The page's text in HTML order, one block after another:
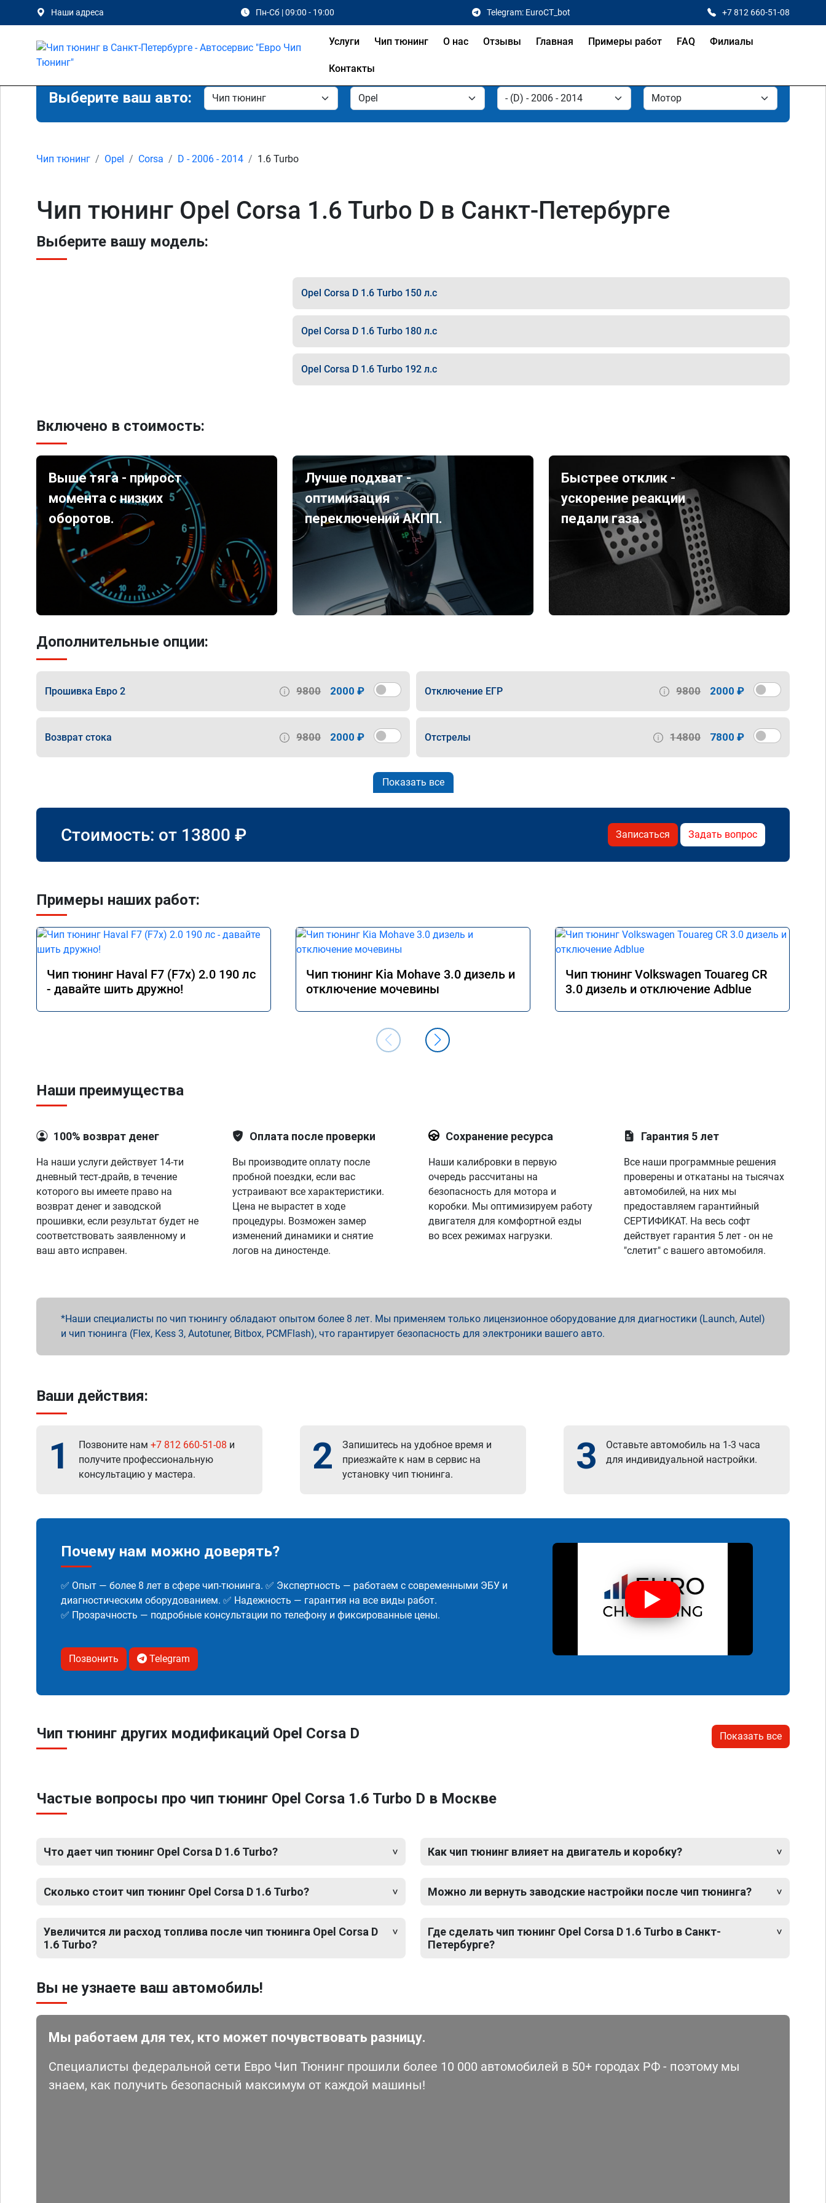
Наши адреса Пн-Сб | 09:00 - 19:00 Telegram: EuroCT_bot +7 812 660-51-08
Услуги Чип тюнинг О нас Отзывы Главная Примеры работ FAQ Филиалы
Контакты
Выберите ваш авто:
Чип тюнинг Opel Corsa D - 2006 - 2014 1.6 Turbo
Чип тюнинг Opel Corsa 1.6 Turbo D в Санкт-Петербурге
Выберите вашу модель:
Opel Corsa D 1.6 Turbo 150 л.с
Opel Corsa D 1.6 Turbo 180 л.с
Opel Corsa D 1.6 Turbo 192 л.с
Включено в стоимость:
Выше тяга - прирост
момента с низких
оборотов.
Лучше подхват -
оптимизация
переключений АКПП.
Быстрее отклик -
ускорение реакции
педали газа.
Дополнительные опции:
Прошивка Евро 2 9800 2000 ₽ Отключение ЕГР 9800 2000 ₽
Возврат стока 9800 2000 ₽ Отстрелы 14800 7800 ₽
Показать все
Стоимость: от 13800 ₽ Записаться Задать вопрос
Примеры наших работ:
Чип тюнинг Haval F7 (F7x) 2.0 190 лс
- давайте шить дружно!
Чип тюнинг Kia Mohave 3.0 дизель и
отключение мочевины
Чип тюнинг Volkswagen Touareg CR
3.0 дизель и отключение Adblue
Наши преимущества
100% возврат денег
На наши услуги действует 14-ти
дневный тест-драйв, в течение
которого вы имеете право на
возврат денег и заводской
прошивки, если результат будет не
соответствовать заявленному и
ваш авто исправен.
Оплата после проверки
Вы производите оплату после
пробной поездки, если вас
устраивают все характеристики.
Цена не вырастет в ходе
процедуры. Возможен замер
изменений динамики и снятие
логов на диностенде.
Сохранение ресурса
Наши калибровки в первую
очередь рассчитаны на
безопасность для мотора и
коробки. Мы оптимизируем работу
двигателя для комфортной езды
во всех режимах нагрузки.
Гарантия 5 лет
Все наши программные решения
проверены и откатаны на тысячах
автомобилей, на них мы
предоставляем гарантийный
СЕРТИФИКАТ. На весь софт
действует гарантия 5 лет - он не
"слетит" с вашего автомобиля.
Наши специалисты по чип тюнингу обладают опытом более 8 лет. Мы применяем только лицензионное оборудование для диагностики (Launch, Autel)
и чип тюнинга (Flex, Kess 3, Autotuner, Bitbox, PCMFlash), что гарантирует безопасность для электроники вашего авто.
Ваши действия:
1 Позвоните нам +7 812 660-51-08 и
получите профессиональную
консультацию у мастера.
2
Запишитесь на удобное время и
приезжайте к нам в сервис на
установку чип тюнинга.
3
Оставьте автомобиль на 1-3 часа
для индивидуальной настройки.
Почему нам можно доверять?
✅ Опыт — более 8 лет в сфере чип-тюнинга. ✅ Экспертность — работаем с современными ЭБУ и
диагностическим оборудованием. ✅ Надежность — гарантия на все виды работ.
✅ Прозрачность — подробные консультации по телефону и фиксированные цены.
Позвонить Telegram
Чип тюнинг других модификаций Opel Corsa D Показать все
Частые вопросы про чип тюнинг Opel Corsa 1.6 Turbo D в Москве
Что дает чип тюнинг Opel Corsa D 1.6 Turbo?
Сколько стоит чип тюнинг Opel Corsa D 1.6 Turbo?
Увеличится ли расход топлива после чип тюнинга Opel Corsa D
1.6 Turbo?
Как чип тюнинг влияет на двигатель и коробку?
Можно ли вернуть заводские настройки после чип тюнинга?
Где сделать чип тюнинг Opel Corsa D 1.6 Turbo в Санкт-
Петербурге?
Вы не узнаете ваш автомобиль!
Мы работаем для тех, кто может почувствовать разницу.
Специалисты федеральной сети Евро Чип Тюнинг прошили более 10 000 автомобилей в 50+ городах РФ - поэтому мы
знаем, как получить безопасный максимум от каждой машины!